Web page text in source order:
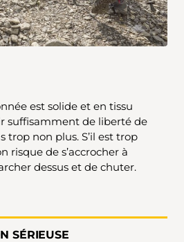
est solide et en tissu
suffisamment de liberté de
trop non plus. S’il est trop
risque de s’accrocher à
dessus et de chuter.
SÉRIEUSE